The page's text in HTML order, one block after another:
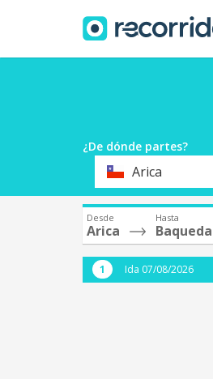
¿De dónde partes?
OrigenArica
Desde
Arica
Hasta
Ida 07/08/2026